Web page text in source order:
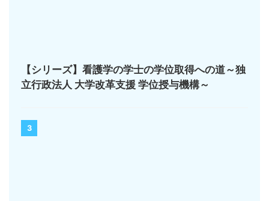
【シリーズ】看護学の学士の学位取得への道～独
立行政法人 大学改革支援 学位授与機構～
3